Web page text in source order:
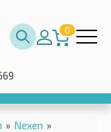
0
» Nexen »